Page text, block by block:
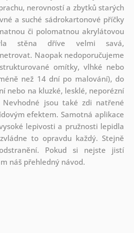
nerovností a zbytků starých
a suché sádrokartonové příčky
či polomatnou akrylátovou
stěna dříve velmi savá,
Naopak nedoporučujeme
omítky, vlhké nebo
než 14 dní po malování), do
nebo na kluzké, lesklé, neporézní
jsou také zdi natřené
efektem. Samotná aplikace
lepivosti a pružnosti lepidla
to opravdu každý. Stejně
Pokud si nejste jistí
náš přehledný návod.